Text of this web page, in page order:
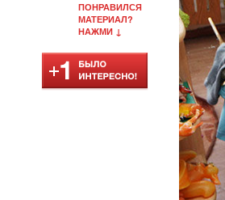
ПОНРАВИЛСЯ
МАТЕРИАЛ?
НАЖМИ ↓